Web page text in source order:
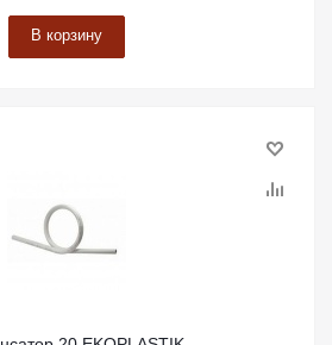
В корзину